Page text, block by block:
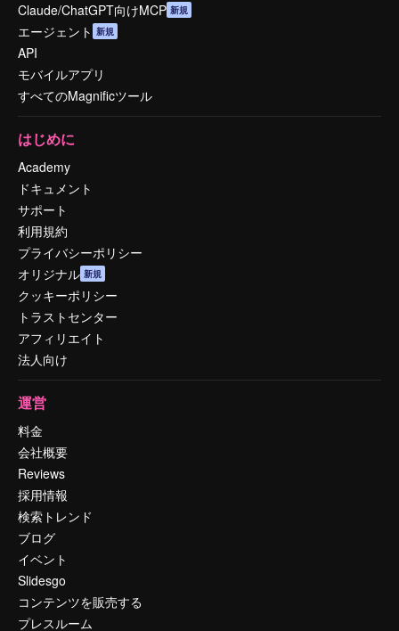
Claude/ChatGPT向けMCP 新規
エージェント 新規
API
モバイルアプリ
すべてのMagnificツール
はじめに
Academy
ドキュメント
サポート
利用規約
プライバシーポリシー
オリジナル 新規
クッキーポリシー
トラストセンター
アフィリエイト
法人向け
運営
料金
会社概要
Reviews
採用情報
検索トレンド
ブログ
イベント
Slidesgo
コンテンツを販売する
プレスルーム